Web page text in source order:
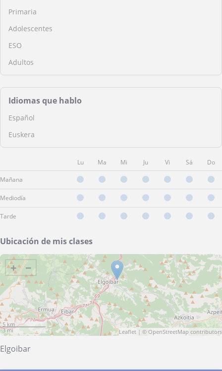
Primaria
Adolescentes
ESO
Adultos
Idiomas que hablo
Español
Euskera
Lu Ma Mi Ju Vi Sá Do
Mañana
Mediodía
Tarde
Ubicación de mis clases
+ −
5 km
3 mi
Leaflet | © OpenStreetMap contributors
Elgoibar